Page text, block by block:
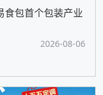
食包首个包装产业
2026-08-06